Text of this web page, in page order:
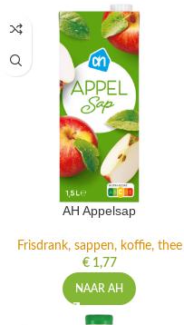
AH Appelsap
Frisdrank, sappen, koffie, thee
€1,77
NAAR AH